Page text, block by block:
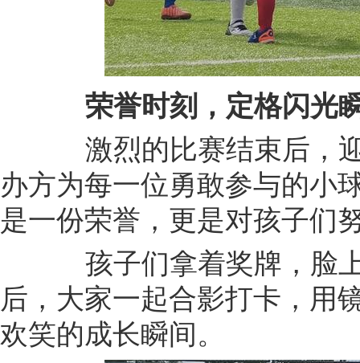
荣誉时刻，定格闪光
激烈的比赛结束后，迎
办方为每一位勇敢参与的小
是一份荣誉，更是对孩子们
孩子们拿着奖牌，脸上
后，大家一起合影打卡，用
欢笑的成长瞬间。